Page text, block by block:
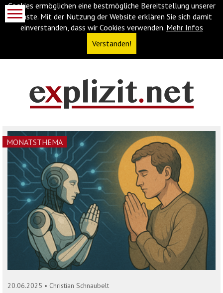
Cookies ermöglichen eine bestmögliche Bereitstellung unserer
Dienste. Mit der Nutzung der Website erklären Sie sich damit
einverstanden, dass wir Cookies verwenden. Mehr Infos
Verstanden!
(Accesskey
'1')Zur
Navigation
springen
(Accesskey
'3')Zur
Suche
springen
(Accesskey
MONATSTHEMA
20.06.2025 • Christian Schnaubelt